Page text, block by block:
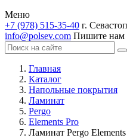
Меню
+7 (978) 515-35-40 г.
info@polsev.com Пишите нам
Главная
Каталог
Напольные покрытия
Ламинат
Pergo
Elements Pro
Ламинат Pergo